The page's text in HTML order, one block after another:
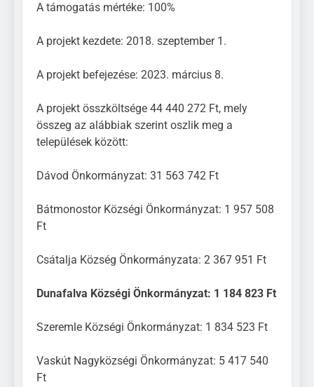
A támogatás mértéke: 100%
A projekt kezdete: 2018. szeptember 1.
A projekt befejezése: 2023. március 8.
A projekt összköltsége 44 440 272 Ft, mely
összeg az alábbiak szerint oszlik meg a
települések között:
Dávod Önkormányzat: 31 563 742 Ft
Bátmonostor Községi Önkormányzat: 1 957 508
Ft
Csátalja Község Önkormányzata: 2 367 951 Ft
Dunafalva Községi Önkormányzat: 1 184 823 Ft
Szeremle Községi Önkormányzat: 1 834 523 Ft
Vaskút Nagyközségi Önkormányzat: 5 417 540
Ft